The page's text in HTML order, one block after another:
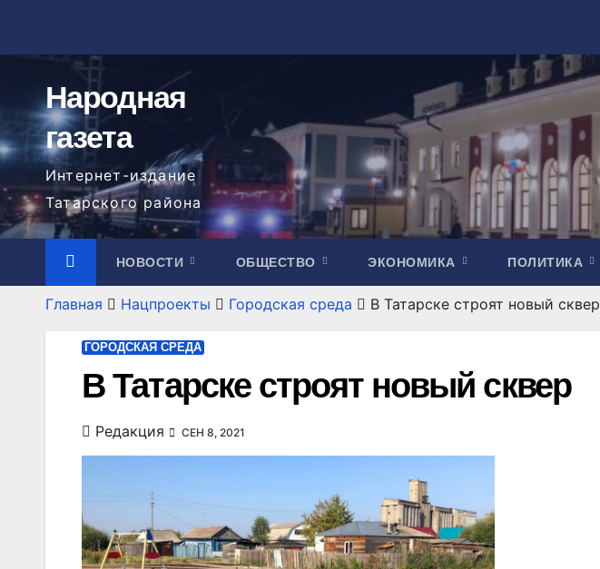
содержимому
Народная
газета
Интернет-издание
Татарского района
НОВОСТИ ОБЩЕСТВО ЭКОНОМИКА ПОЛИТИКА
Главная Нацпроекты Городская среда В Татарске строят новый сквер
ГОРОДСКАЯ СРЕДА
В Татарске строят новый сквер
Редакция СЕН 8, 2021